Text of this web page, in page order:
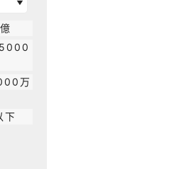
万
下